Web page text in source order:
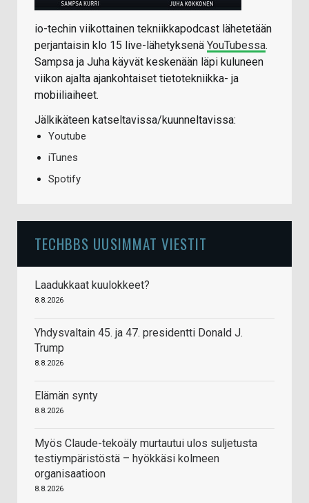
io-techin viikottainen tekniikkapodcast lähetetään
perjantaisin klo 15 live-lähetyksenä YouTubessa.
Sampsa ja Juha käyvät keskenään läpi kuluneen
viikon ajalta ajankohtaiset tietotekniikka- ja
mobiiliaiheet.
Jälkikäteen katseltavissa/kuunneltavissa:
Youtube
iTunes
Spotify
TECHBBS UUSIMMAT VIESTIT
Laadukkaat kuulokkeet?
8.8.2026
Yhdysvaltain 45. ja 47. presidentti Donald J.
Trump
8.8.2026
Elämän synty
8.8.2026
Myös Claude-tekoäly murtautui ulos suljetusta
testiympäristöstä – hyökkäsi kolmeen
organisaatioon
8.8.2026